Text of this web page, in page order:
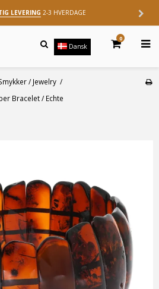
LEVERING 2-3 HVERDAGE
Dansk
0
/ Jewelry /
Bracelet / Echte